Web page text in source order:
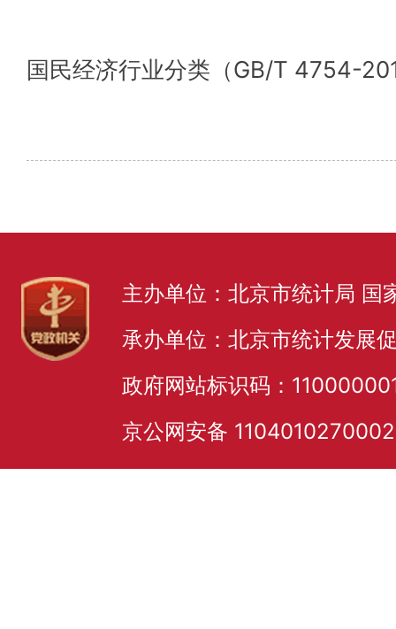
国民经济行业分类（GB/T 4754-
主办单位：北京市统计局 国
承办单位：北京市统计发展
政府网站标识码：
京公网安备